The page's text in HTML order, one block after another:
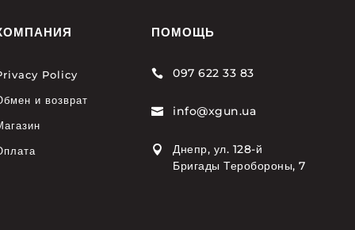
Policy
и возврат
ПОМОЩЬ
 097 622 33 83
 info@xgun.ua

Днепр, ул. 128-й
Бригады Теробороны, 7